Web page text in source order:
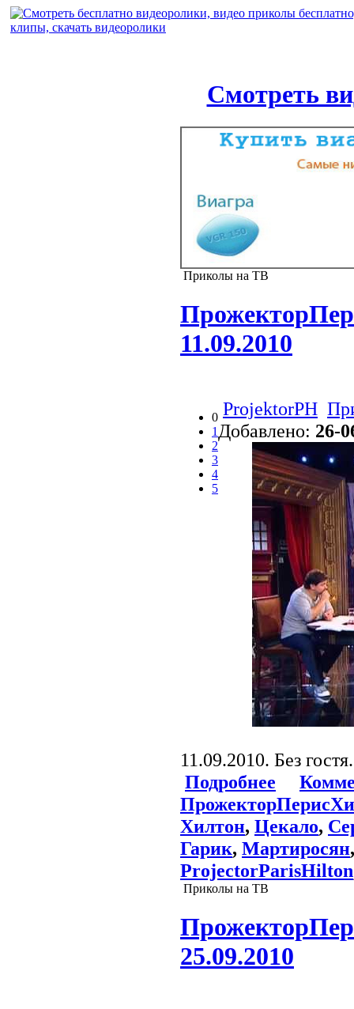
Смотреть
Приколы на ТВ
11.09.2010
0
1
2
3
4
5
ProjektorPH
Добавлено: 26-
11.09.2010. Без гостя.
Подробнее
Хилтон, Цекало,
Гарик, Мартиросян
ProjectorParisHilton
Приколы на ТВ
25.09.2010